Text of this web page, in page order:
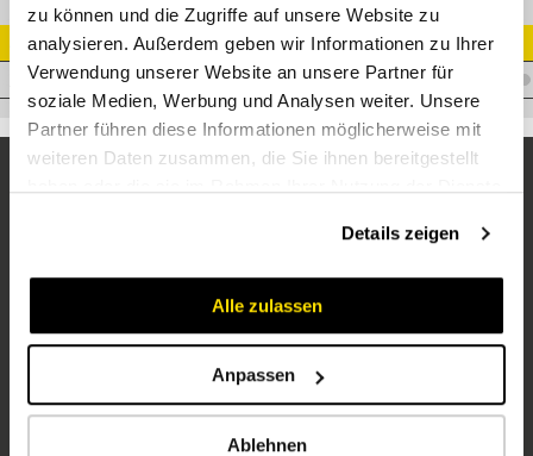
zu können und die Zugriffe auf unsere Website zu
analysieren. Außerdem geben wir Informationen zu Ihrer
Verwendung unserer Website an unsere Partner für
soziale Medien, Werbung und Analysen weiter. Unsere
Partner führen diese Informationen möglicherweise mit
weiteren Daten zusammen, die Sie ihnen bereitgestellt
Details zeigen
Alle zulassen
Anpassen
Ablehnen
Artikel Nr.
I.T10EM15L
Über uns